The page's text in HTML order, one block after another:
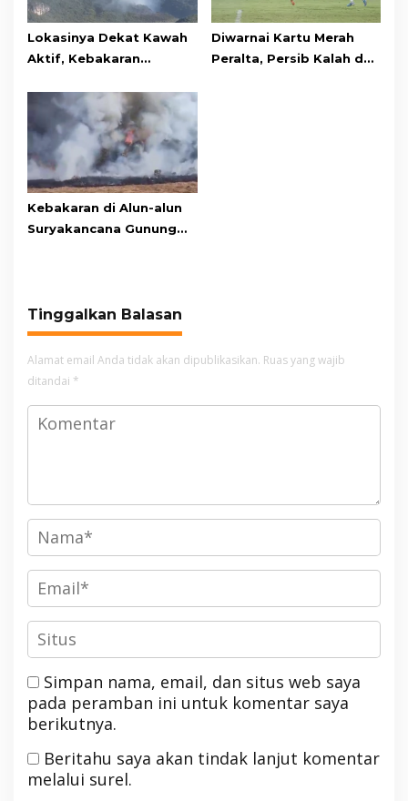
Lokasinya Dekat Kawah
Aktif, Kebakaran
Kawasan Gunung Gede
Pangrango
Diwarnai Kartu Merah
Peralta, Persib Kalah dari
Kebakaran di Alun-alun
Suryakancana Gunung
Tinggalkan Balasan
Alamat email Anda tidak akan dipublikasikan. Ruas yang wajib
ditandai *
Simpan nama, email, dan situs web saya
pada peramban ini untuk komentar saya
berikutnya.
Beritahu saya akan tindak lanjut komentar
melalui surel.